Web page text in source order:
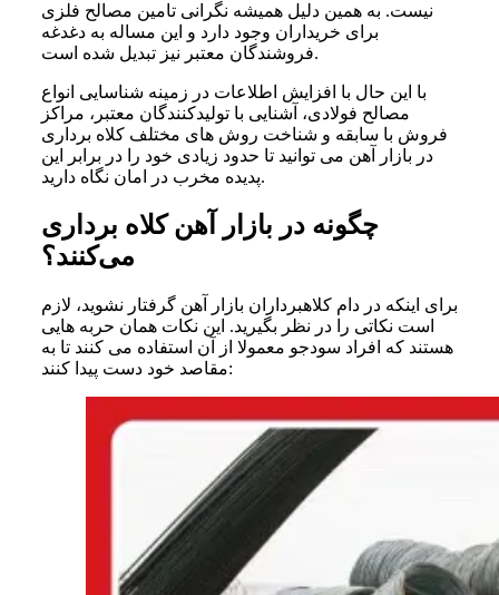
نیست. به همین دلیل همیشه نگرانی تامین مصالح فلزی
برای خریداران وجود دارد و این مساله به دغدغه
فروشندگان معتبر نیز تبدیل شده است.
با این حال با افزایش اطلاعات در زمینه شناسایی انواع
مصالح فولادی، آشنایی با تولیدکنندگان معتبر، مراکز
فروش با سابقه و شناخت روش های مختلف کلاه برداری
در بازار آهن می توانید تا حدود زیادی خود را در برابر این
پدیده مخرب در امان نگاه دارید.
چگونه در بازار آهن کلاه برداری
می‌کنند؟
برای اینکه در دام کلاهبرداران بازار آهن گرفتار نشوید، لازم
است نکاتی را در نظر بگیرید. این نکات همان حربه هایی
هستند که افراد سودجو معمولا از آن استفاده می کنند تا به
مقاصد خود دست پیدا کنند: